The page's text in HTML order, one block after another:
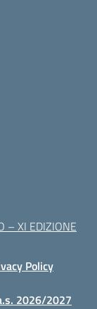
– XI EDIZIONE
Policy
2026/2027